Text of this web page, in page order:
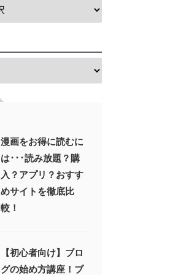
漫画をお得に読むに
は･･･読み放題？購
入？アプリ？おすす
めサイトを徹底比
較！
【初心者向け】ブロ
グの始め方講座！ブ